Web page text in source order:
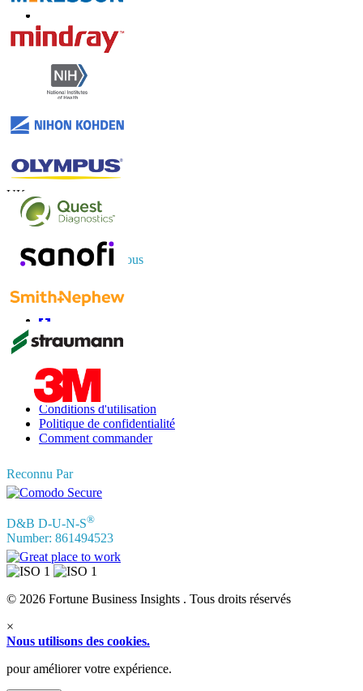
US+1 833 909 2966 ( Numéro sans frais )
UK+44 808 502 0280 (Numéro sans frais )
APAC +91 744 740 1245
sales@fortunebusinessinsights.com
Connectez-vous avec nous
Informations
FAQ
Témoignages
Conditions d'utilisation
Politique de confidentialité
Comment commander
Reconnu Par
D&B D-U-N-S®
Number: 861494523
© 2026 Fortune Business Insights . Tous droits réservés
×
Nous utilisons des cookies.
pour améliorer votre expérience.